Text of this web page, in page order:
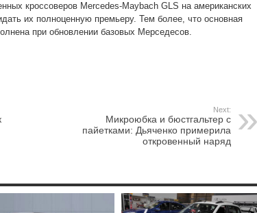
кроссоверов Mercedes-Maybach GLS на американских
их полноценную премьеру. Тем более, что основная
при обновлении базовых Мерседесов.
Next:
Микроюбка и бюстгальтер с
пайетками: Дьяченко примерила
откровенный наряд